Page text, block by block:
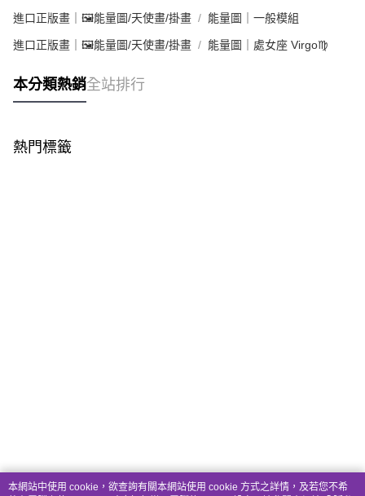
進口正版畫｜🖼️能量圖/天使畫/掛畫 能量圖｜一般模組
進口正版畫｜🖼️能量圖/天使畫/掛畫 能量圖｜處女座 Virgo♍
本分類熱銷全站排行
熱門標籤
本網站中使用 cookie，欲查詢有關本網站使用 cookie 方式之詳情，及若您不希